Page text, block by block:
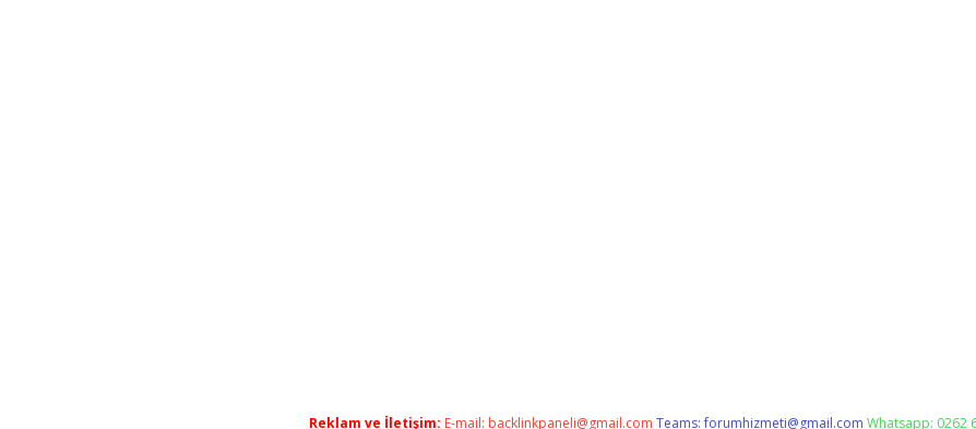
Reklam ve İletişim: E-mail: backlinkpaneli@gmail.com Teams:forumhizmeti@gmail.com Whatsapp: 0262